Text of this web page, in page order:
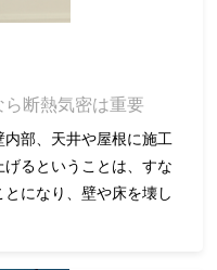
ら断熱気密は重要
部、天井や屋根に施工
るということは、すな
になり、壁や床を壊し